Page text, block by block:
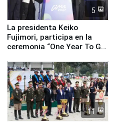
5
La presidenta Keiko
Fujimori, participa en la
ceremonia “One Year To Go
11